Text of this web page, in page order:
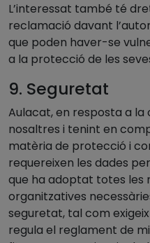
L’interessat també té
reclamació davant
que poden haver-se
a la protecció de les
9. Seguretat
Aulacat, en resposta a
nosaltres i tenint en
matèria de protecció i
requereixen les dades
que ha adoptat totes les
organitzatives
seguretat, tal com
regula el reglament de